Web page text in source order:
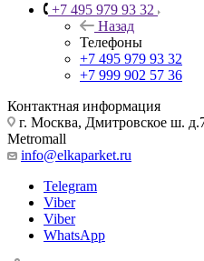
+7 495 979 93 32
Назад
Телефоны
+7 495 979 93 32
+7 999 902 57 36
Контактная информация
г. Москва, Дмитровское ш.
Metromall
info@elkaparket.ru
Telegram
Viber
Viber
WhatsApp